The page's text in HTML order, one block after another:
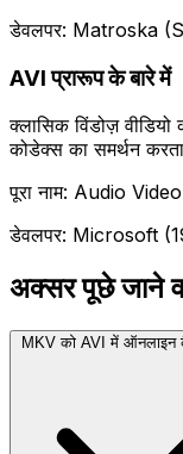
डेवलपर: Matroska
AVI प्रारूप के बारे में
क्लासिक विंडोज़
कोडेक्स का समर्थन
पूरा नाम: Audio
डेवलपर: Microsoft
अक्सर पूछे जाने
MKV को AVI में